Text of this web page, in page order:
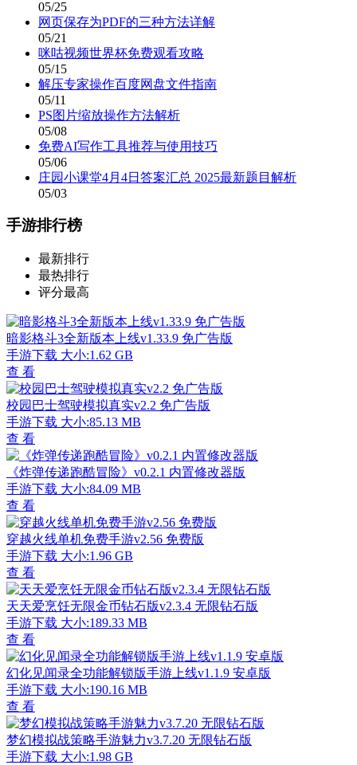
05/25
网页保存为PDF的三种方法详解
05/21
咪咕视频世界杯免费观看攻略
05/15
解压专家操作百度网盘文件指南
05/11
PS图片缩放操作方法解析
05/08
免费AI写作工具推荐与使用技巧
05/06
庄园小课堂4月4日答案汇总 2025最新题目解析
05/03
手游排行榜
最新排行
最热排行
评分最高
暗影格斗3全新版本上线v1.33.9 免广告版
手游下载 大小:1.62 GB
查 看
校园巴士驾驶模拟真实v2.2 免广告版
手游下载 大小:85.13 MB
查 看
《炸弹传递跑酷冒险》v0.2.1 内置修改器版
手游下载 大小:84.09 MB
查 看
穿越火线单机免费手游v2.56 免费版
手游下载 大小:1.96 GB
查 看
天天爱烹饪无限金币钻石版v2.3.4 无限钻石版
手游下载 大小:189.33 MB
查 看
幻化见闻录全功能解锁版手游上线v1.1.9 安卓版
手游下载 大小:190.16 MB
查 看
梦幻模拟战策略手游魅力v3.7.20 无限钻石版
手游下载 大小:1.98 GB